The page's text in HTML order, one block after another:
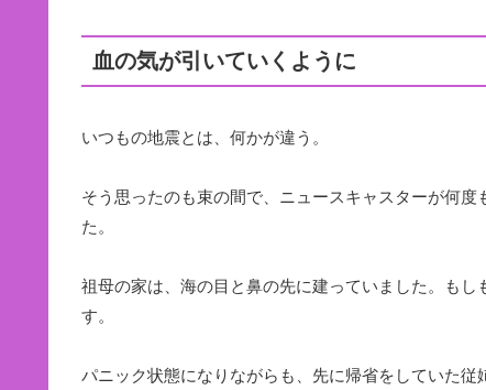
血の気が引いていくように
いつもの地震とは、何かが違う。
そう思ったのも束の間で、ニュースキャスターが何度
た。
祖母の家は、海の目と鼻の先に建っていました。も
す。
パニック状態になりながらも、先に帰省をしていた従